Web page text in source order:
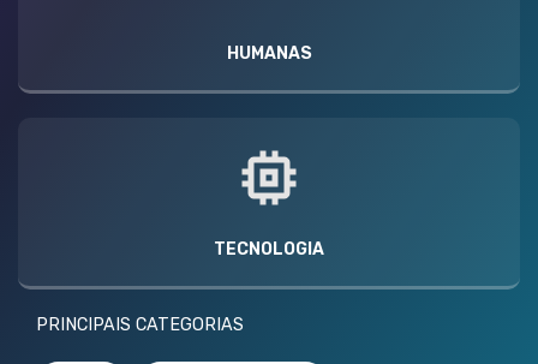
HUMANAS
TECNOLOGIA
PRINCIPAIS CATEGORIAS